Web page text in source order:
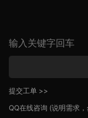
输入关键字回车
提交工单 >>
QQ在线咨询 (说明需求